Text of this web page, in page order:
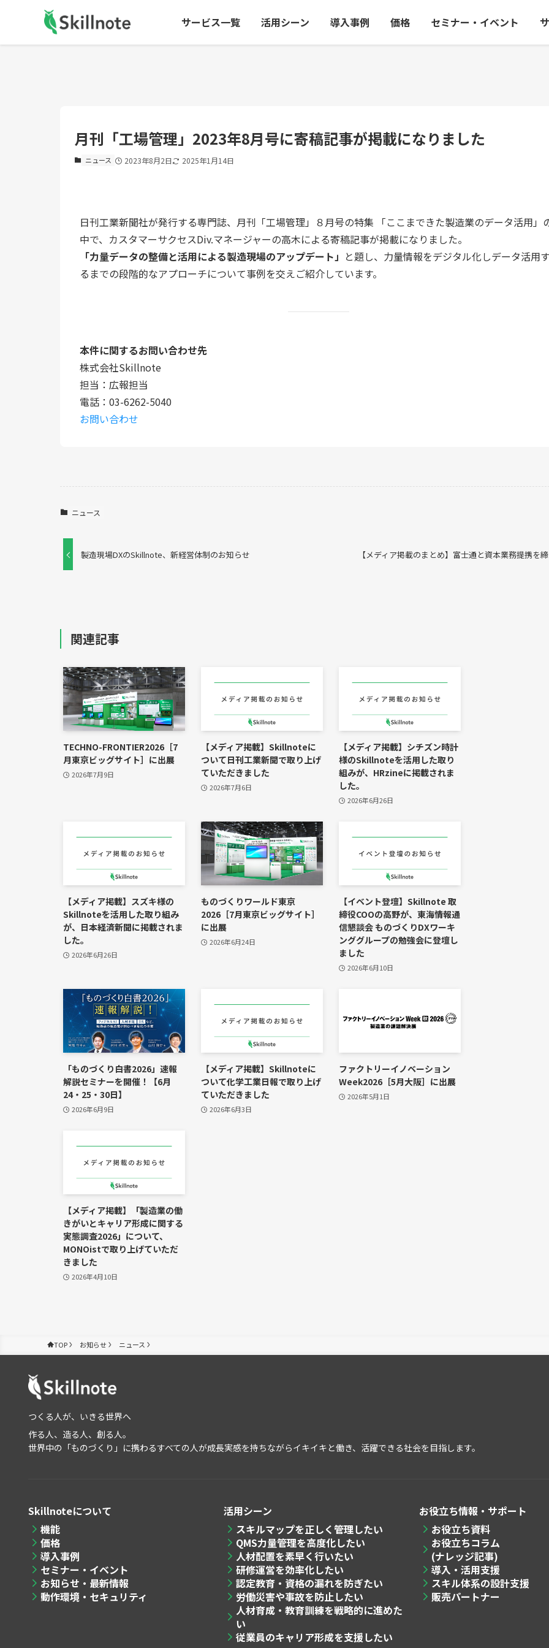
サービス一覧 活用シーン 導入事例 価格 セミナー・イベント
月刊「工場管理」2023年8月号に寄稿記事が掲載になりました
ニュース 2023年8月2日 2025年1月14日
日刊工業新聞社が発行する専門誌、月刊「工場管理」８月号の特集 「ここまできた製造業のデータ活用」
中で、カスタマーサクセスDiv.マネージャーの高木による寄稿記事が掲載になりました。
「力量データの整備と活用による製造現場のアップデート」 と題し、力量情報をデジタル化しデータ活用
るまでの段階的なアプローチについて事例を交えご紹介しています。
本件に関するお問い合わせ先
株式会社Skillnote
担当：広報担当
電話：03-6262-5040
お問い合わせ
ニュース
製造現場DXのSkillnote、新経営体制のお知らせ 【メディア掲載のまとめ】富士通と資本業務提携を
関連記事
TECHNO-FRONTIER2026［7
月東京ビッグサイト］に出展
2026年7月9日
【メディア掲載】Skillnoteに
ついて日刊工業新聞で取り上げ
ていただきました
2026年7月6日
【メディア掲載】シチズン時計
様のSkillnoteを活用した取り
組みが、HRzineに掲載されま
した。
2026年6月26日
【メディア掲載】スズキ様の
Skillnoteを活用した取り組み
が、日本経済新聞に掲載されま
した。
2026年6月26日
ものづくりワールド東京
2026［7月東京ビッグサイト］
に出展
2026年6月24日
【イベント登壇】Skillnote 取
締役COOの高野が、東海情報通
信懇談会 ものづくりDXワーキ
ンググループの勉強会に登壇し
ました
2026年6月10日
「ものづくり白書2026」速報
解説セミナーを開催！【6月
24・25・30日】
2026年6月9日
【メディア掲載】Skillnoteに
ついて化学工業日報で取り上げ
ていただきました
2026年6月3日
ファクトリーイノベーション
Week2026［5月大阪］に出展
2026年5月1日
【メディア掲載】「製造業の働
きがいとキャリア形成に関する
実態調査2026」について、
MONOistで取り上げていただ
きました
2026年4月10日
TOP お知らせ ニュース
つくる人が、いきる世界へ
作る人、造る人、創る人。
世界中の「ものづくり」に携わるすべての人が成長実感を持ちながらイキイキと働き、活躍できる社会を目指します。
Skillnoteについて
機能
価格
導入事例
セミナー・イベント
お知らせ・最新情報
動作環境・セキュリティ
活用シーン
スキルマップを正しく管理したい
QMS力量管理を高度化したい
人材配置を素早く行いたい
研修運営を効率化したい
認定教育・資格の漏れを防ぎたい
労働災害や事故を防止したい
人材育成・教育訓練を戦略的に進めた
い
従業員のキャリア形成を支援したい
お役立ち情報・サポート
お役立ち資料
お役立ちコラム
(ナレッジ記事)
導入・活用支援
スキル体系の設計支援
販売パートナー